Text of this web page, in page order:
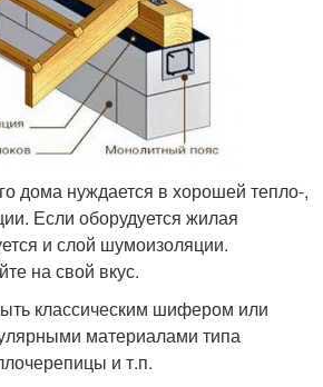
дома нуждается в хорошей тепло-,
Если оборудуется жилая
и слой шумоизоляции.
на свой вкус.
классическим шифером или
материалами типа
и т.п.